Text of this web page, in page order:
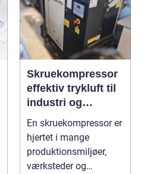
Skruekompressor
effektiv trykluft til
industri og
værksted
En skruekompressor er
hjertet i mange
produktionsmiljøer,
værksteder og